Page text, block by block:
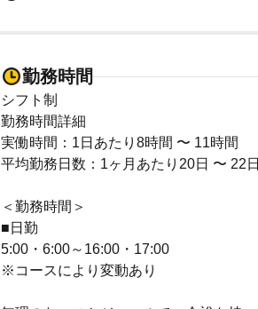
勤務時間
シフト制
勤務時間詳細
実働時間：1日あたり8時間 〜 11時間
平均勤務日数：1ヶ月あたり20日 〜 22日
＜勤務時間＞
■日勤
5:00・6:00～16:00・17:00
※コースにより変動あり